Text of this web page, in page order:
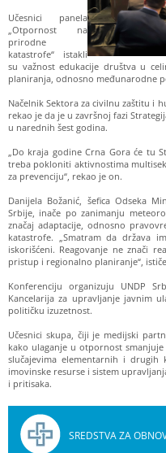
Učesnici panela
„Otpornost na
prirodne
katastrofe“ istakli
su važnost edukacije društva u
planiranja, odnosno međunarodne
Načelnik Sektora za civilnu zaštitu i
rekao je da je u završnoj fazi
u narednih šest godina.
„Do kraja godine Crna Gora će tu
treba pokloniti aktivnostima
za prevenciju“, rekao je on.
Danijela Božanić, šefica Odseka
Srbije, inače po zanimanju
značaj adaptacije, odnosno
katastrofe. „Smatram da država
iskorišćeni. Reagovanje ne znači
pristup i regionalno planiranje“,
Konferenciju organizuju UNDP
Kancelarija za upravljanje javnim
političku izuzetnost.
Učesnici skupa, čiji je medijski
kako ulaganje u otpornost
slučajevima elementarnih i drugih
imovinske resurse i sistem
i pritisaka.
SREDSTVA ZA